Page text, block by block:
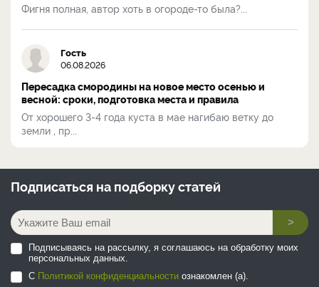
Фигня полная, автор хоть в огороде-то была?...
Гость
06.08.2026
Пересадка смородины на новое место осенью и
весной: сроки, подготовка места и правила
От хорошего 3-4 года куста в мае нагибаю ветку до
земли , пр...
Подписаться на подборку статей
>
Подписываясь на рассылку, я соглашаюсь на обработку моих
персональных данных.
С Политикой конфиденциальности ознакомлен (а).